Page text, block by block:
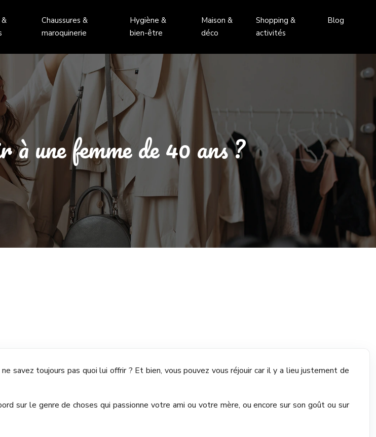
Chaussures &
maroquinerie
Hygiène &
bien-être
Maison &
déco
Shopping &
activités
Blog
une femme de 40 ans ?
savez toujours pas quoi lui offrir ? Et bien, vous pouvez vous réjouir car il y a lieu justement de
sur le genre de choses qui passionne votre ami ou votre mère, ou encore sur son goût ou sur